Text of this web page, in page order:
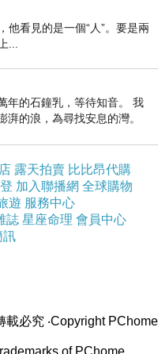
他看見的是一個“人”。要是兩
...
年的石鐘乳，等待知音。 我
湃的浪，為尋找安息的灣。
露天拍賣 比比昂代購
加入聯播網 全球購物
遊 服務中心
誌 星座命理 會員中心
訊
載必究 ‧Copyright PChome
of PChome